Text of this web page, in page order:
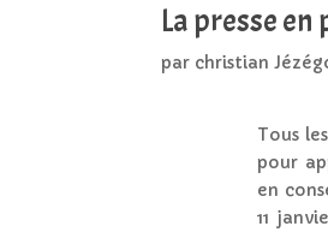
La presse
par christian
Tous
pour
en
11